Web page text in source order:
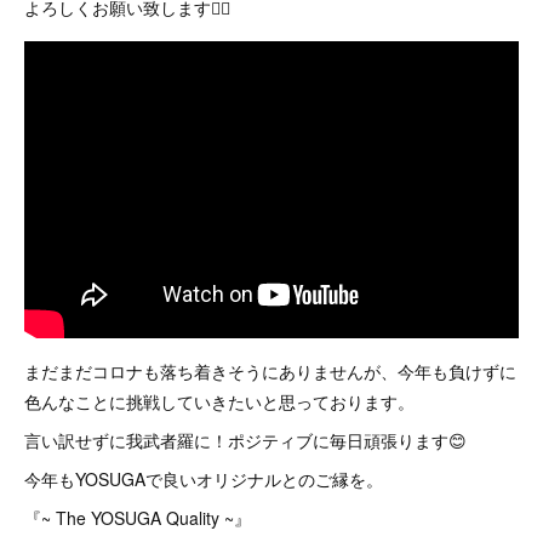
よろしくお願い致します🙇‍♂️
まだまだコロナも落ち着きそうにありませんが、今年も負けずに
色んなことに挑戦していきたいと思っております。
言い訳せずに我武者羅に！ポジティブに毎日頑張ります😊
今年もYOSUGAで良いオリジナルとのご縁を。
『~ The YOSUGA Quality ~』